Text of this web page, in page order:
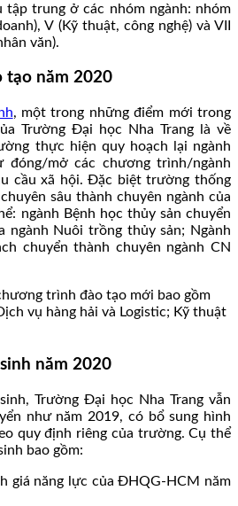
trung ở các nhóm ngành: nhóm
V (Kỹ thuật, công nghệ) và VII
văn).
tạo năm 2020
, một trong những điểm mới trong
Trường Đại học Nha Trang là về
thực hiện quy hoạch lại ngành
đóng/mở các chương trình/ngành
cầu xã hội. Đặc biệt trường thống
sâu thành chuyên ngành của
ngành Bệnh học thủy sản chuyển
ngành Nuôi trồng thủy sản; Ngành
chuyển thành chuyên ngành CN
trình đào tạo mới bao gồm
vụ hàng hải và Logistic; Kỹ thuật
năm 2020
Trường Đại học Nha Trang vẫn
như năm 2019, có bổ sung hình
quy định riêng của trường. Cụ thể
bao gồm:
giá năng lực của ĐHQG-HCM năm